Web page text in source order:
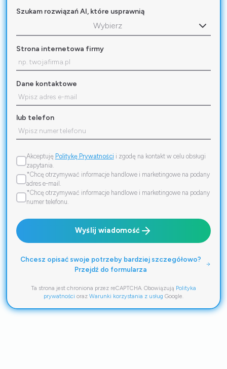
Szukam rozwiązań AI, które usprawnią
Wybierz
Strona internetowa firmy
Dane kontaktowe
lub telefon
Akceptuję Politykę Prywatności i zgodę na kontakt w celu obsługi
zapytania.
*Chcę otrzymywać informacje handlowe i marketingowe na podany
adres e-mail.
*Chcę otrzymywać informacje handlowe i marketingowe na podany
numer telefonu.
Wyślij wiadomość
Chcesz opisać swoje potrzeby bardziej szczegółowo?
Przejdź do formularza
Ta strona jest chroniona przez reCAPTCHA. Obowiązują Polityka
prywatności oraz Warunki korzystania z usług Google.